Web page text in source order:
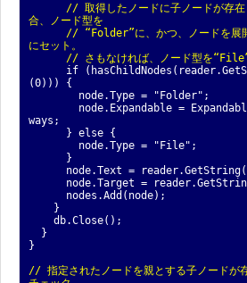
// 取得したノードに子ノードが存在
合、ノード型を
// “Folder”に、かつ、ノードを展
にセット。
// さもなければ、ノード型を
if
(0))) {
node.Type = "Folder";
node.Expandable =
ways;
} else {
node.Type = "File";
}
node.Text =
node.Target =
nodes.Add(node);
}
db.Close();
}
}
// 指定されたノードを親とする子ノードが